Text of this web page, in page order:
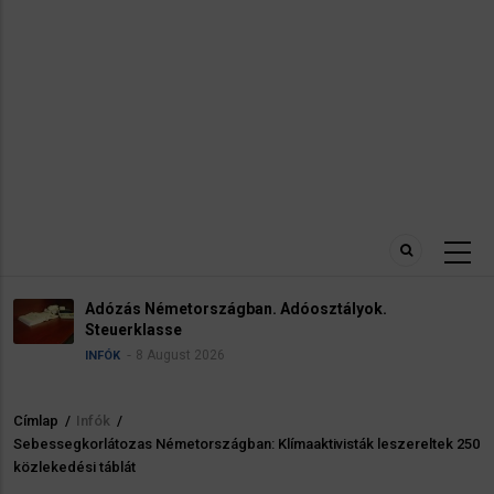
Adózás Németországban. Adóosztályok.
Steuerklasse
INFÓK 8 August 2026
Morzsa
Címlap / Infók /
Sebessegkorlátozas Németországban: Klímaaktivisták leszereltek 250
közlekedési táblát